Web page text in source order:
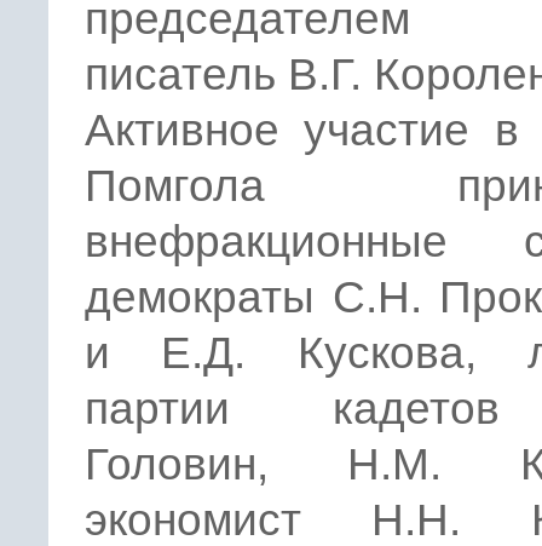
председателем
писатель В.Г.
Активное участие в
Помгола
внефракционные
демократы С.Н.
и Е.Д. Кускова,
партии
Головин, Н.М.
экономист H.Н.